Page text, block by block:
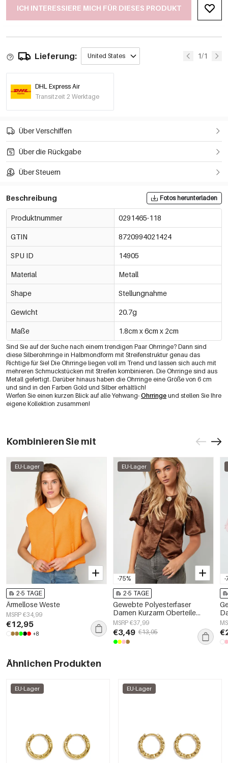
ICH INTERESSIERE MICH FÜR DIESES PRODUKT
Lieferung: United States 1/1
DHL Express Air
Transitzeit 2 Werktage
Über Verschiffen
Über die Rückgabe
Über Steuern
Beschreibung Fotos herunterladen
Produktnummer 0291465-118
GTIN 8720994021424
SPU ID 14905
Material Metall
Shape Stellungnahme
Gewicht 20.7g
Maße 1.8cm x 6cm x 2cm
Sind Sie auf der Suche nach einem trendigen Paar Ohrringe? Dann sind
diese Silberohrringe in Halbmondform mit Streifenstruktur genau das
Richtige für Sie! Die Ohrringe liegen voll im Trend und lassen sich auch mit
mehreren Schmuckstücken mit Streifen kombinieren. Die Ohrringe sind aus
Metall gefertigt. Darüber hinaus haben die Ohrringe eine Größe von 6 cm
und sind in den Farben Gold und Silber erhältlich!
Werfen Sie einen kurzen Blick auf alle Yehwang- Ohrringe und stellen Sie Ihre
eigene Kollektion zusammen!
Kombinieren Sie mit
EU-Lager
2-5 TAGE
Ärmellose Weste
MSRP €34,99
€12,95
+8
-75%
EU-Lager
2-5 TAGE
Gewebte Polyesterfaser
Damen Kurzarm Oberteile
Elegant Einfarbig
MSRP €37,99
€3,49 €13,95
-
Ähnlichen Produkten
EU-Lager EU-Lager